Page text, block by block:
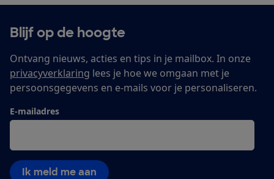
Blijf op de hoogte
Ontvang nieuws, acties en tips in je mailbox. In onze
privacyverklaring lees je hoe we omgaan met je
persoonsgegevens en e-mails voor je personaliseren.
E-mailadres
Ik meld me aan